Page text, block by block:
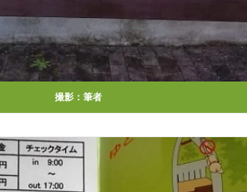
撮影：筆者